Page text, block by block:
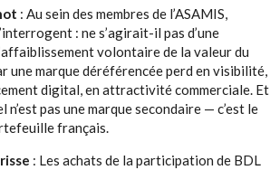
: Au sein des membres de l’ASAMIS,
: ne s’agirait-il pas d’une
volontaire de la valeur du
une marque déréférencée perd en visibilité,
digital, en attractivité commerciale. Et
n’est pas une marque secondaire — c’est le
français.
: Les achats de la participation de BDL